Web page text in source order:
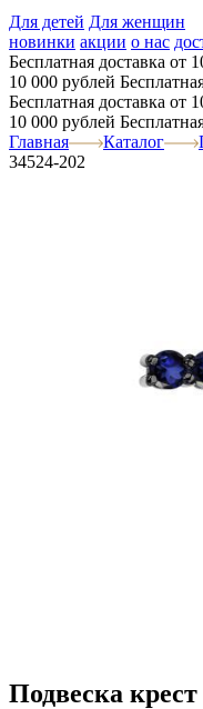
Для детей Для женщин
новинки акции о нас
Бесплатная доставка от
10 000 рублей
Бесплатная доставка от
10 000 рублей
Главная
Каталог
34524-202
Подвеска крест